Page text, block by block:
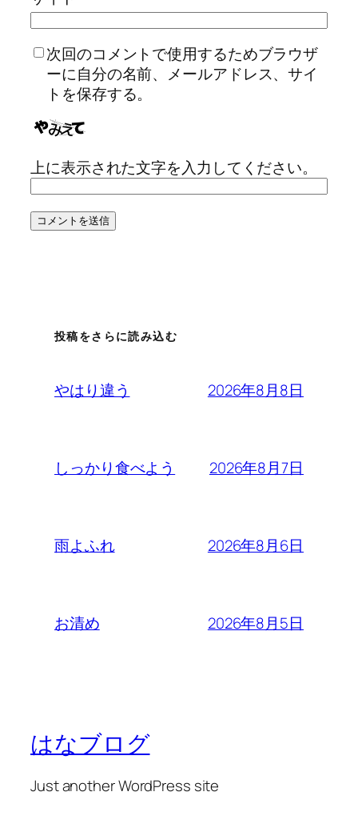
次回のコメントで使用するためブラウザ
ーに自分の名前、メールアドレス、サイ
トを保存する。
上に表示された文字を入力してください。
投稿をさらに読み込む
やはり違う 2026年8月8日
しっかり食べよう 2026年8月7日
雨よふれ 2026年8月6日
お清め 2026年8月5日
はなブログ
Just another WordPress site